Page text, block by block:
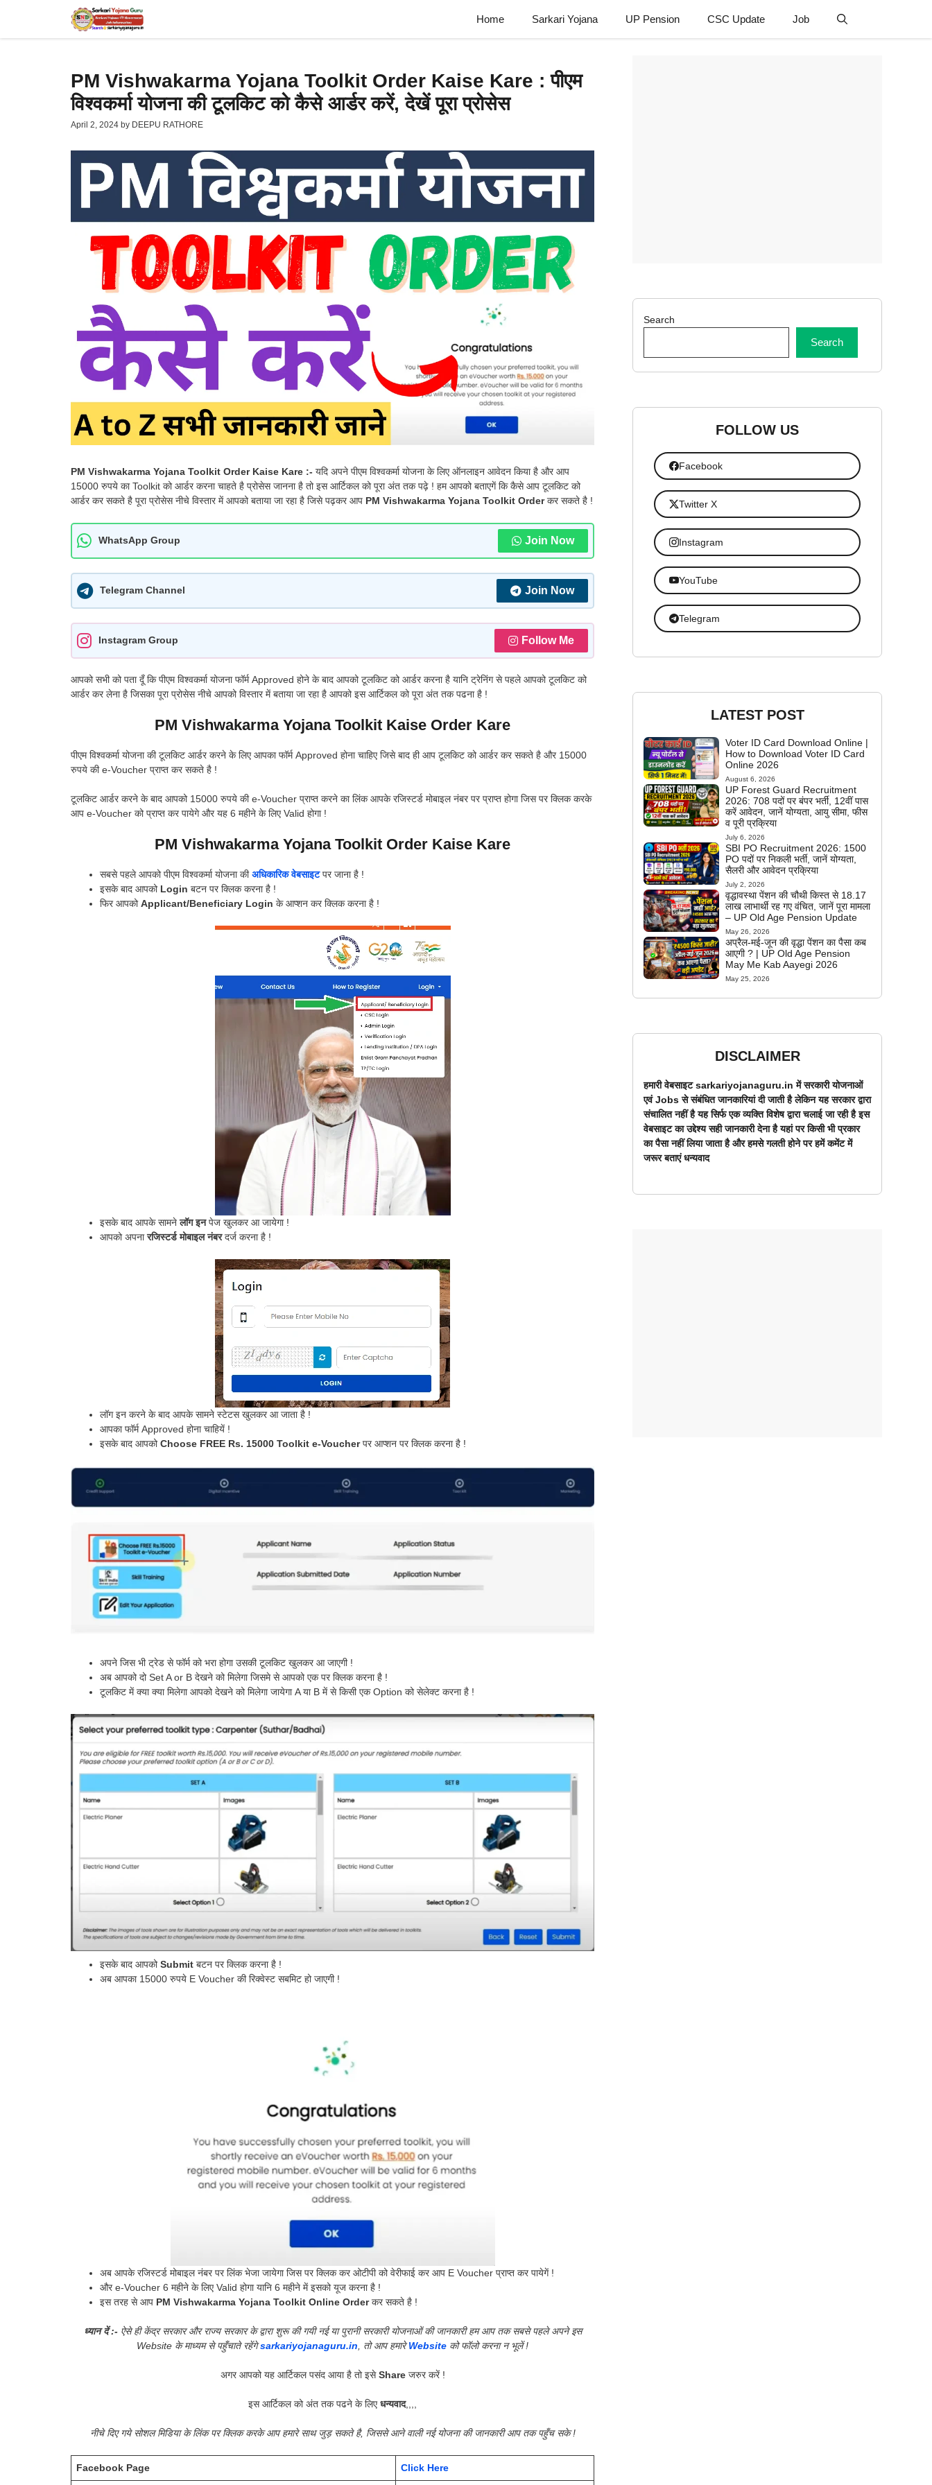
Home Sarkari Yojana UP Pension CSC Update Job
PM Vishwakarma Yojana Toolkit Order Kaise Kare : पीएम
विश्वकर्मा योजना की टूलकिट को कैसे आर्डर करें, देखें पूरा प्रोसेस
April 2, 2024 by DEEPU RATHORE
PM Vishwakarma Yojana Toolkit Order Kaise Kare :- यदि अपने पीएम विश्वकर्मा योजना के लिए ऑनलाइन आवेदन किया है और आप
15000 रुपये का Toolkit को आर्डर करना चाहते है प्रोसेस जानना है तो इस आर्टिकल को पूरा अंत तक पढ़े ! हम आपको बताएगें कि कैसे आप टूलकिट को
आर्डर कर सकते है पूरा प्रोसेस नीचे विस्तार में आपको बताया जा रहा है जिसे पढ़कर आप PM Vishwakarma Yojana Toolkit Orderकर सकते है !
WhatsApp Group Join Now
Telegram Channel Join Now
Instagram Group Follow Me
आपको सभी को पता दूँ कि पीएम विश्वकर्मा योजना फॉर्म Approved होने के बाद आपको टूलकिट को आर्डर करना है यानि ट्रेनिंग से पहले आपको टूलकिट को
आर्डर कर लेना है जिसका पूरा प्रोसेस नीचे आपको विस्तार में बताया जा रहा है आपको इस आर्टिकल को पूरा अंत तक पढना है !
PM Vishwakarma Yojana Toolkit Kaise Order Kare
पीएम विश्वकर्मा योजना की टूलकिट आर्डर करने के लिए आपका फॉर्म Approved होना चाहिए जिसे बाद ही आप टूलकिट को आर्डर कर सकते है और 15000
रुपये की e-Voucher प्राप्त कर सकते है !
टूलकिट आर्डर करने के बाद आपको 15000 रुपये की e-Voucher प्राप्त करने का लिंक आपके रजिस्टर्ड मोबाइल नंबर पर प्राप्त होगा जिस पर क्लिक करके
आप e-Voucher को प्राप्त कर पायेगे और यह 6 महीने के लिए Valid होगा !
PM Vishwakarma Yojana Toolkit Order Kaise Kare
सबसे पहले आपको पीएम विश्वकर्मा योजना कीअधिकारिक वेबसाइटपर जाना है !
इसके बाद आपको Login बटन पर क्लिक करना है !
फिर आपकोApplicant/Beneficiary Login के आप्शन कर क्लिक करना है !
इसके बाद आपके सामनेलॉग इनपेज खुलकर आ जायेगा !
आपको अपनारजिस्टर्ड मोबाइल नंबरदर्ज करना है !
लॉग इन करने के बाद आपके सामने स्टेटस खुलकर आ जाता है !
आपका फॉर्म Approved होना चाहियें !
इसके बाद आपकोChoose FREE Rs. 15000 Toolkit e-Voucherपर आप्शन पर क्लिक करना है !
अपने जिस भी ट्रेड से फॉर्म को भरा होगा उसकी टूलकिट खुलकर आ जाएगी !
अब आपको दो Set A or B देखने को मिलेगा जिसमे से आपको एक पर क्लिक करना है !
टूलकिट में क्या क्या मिलेगा आपको देखने को मिलेगा जायेगा A या B में से किसी एक Option को सेलेक्ट करना है !
इसके बाद आपकोSubmit बटन पर क्लिक करना है !
अब आपका 15000 रुपये E Voucher की रिक्वेस्ट सबमिट हो जाएगी !
अब आपके रजिस्टर्ड मोबाइल नंबर पर लिंक भेजा जायेगा जिस पर क्लिक कर ओटीपी को वेरीफाई कर आप E Voucher प्राप्त कर पायेगें !
और e-Voucher 6 महीने के लिए Valid होगा यानि 6 महीने में इसको यूज करना है !
इस तरह से आप PM Vishwakarma Yojana Toolkit Online Orderकर सकते है !
ध्यान दें :-ऐसे ही केंद्र सरकार और राज्य सरकार के द्वारा शुरू की गयी नई या पुरानी सरकारी योजनाओं की जानकारी हम आप तक सबसे पहले अपने इस
Website के माध्यम से पहुँचाते रहेंगेsarkariyojanaguru.in , तो आप हमारेWebsite को फॉलो करना न भूलें !
अगर आपको यह आर्टिकल पसंद आया है तो इसेShareजरुर करें !
इस आर्टिकल को अंत तक पढने के लिएधन्यवाद,,,,
नीचे दिए गये सोशल मिडिया के लिंक पर क्लिक करके आप हमारे साथ जुड़ सकते है, जिससे आने वाली नई योजना की जानकारी आप तक पहुँच सके !
Facebook Page Click Here
Search
Search
FOLLOW US
Facebook
Twitter X
Instagram
YouTube
Telegram
LATEST POST
Voter ID Card Download Online |
How to Download Voter ID Card
Online 2026
August 6, 2026
UP Forest Guard Recruitment
2026: 708 पदों पर बंपर भर्ती, 12वीं पास
करें आवेदन, जानें योग्यता, आयु सीमा, फीस
व पूरी प्रक्रिया
July 6, 2026
SBI PO Recruitment 2026: 1500
PO पदों पर निकली भर्ती, जानें योग्यता,
सैलरी और आवेदन प्रक्रिया
July 2, 2026
वृद्धावस्था पेंशन की चौथी किस्त से 18.17
लाख लाभार्थी रह गए वंचित, जानें पूरा मामला
– UP Old Age Pension Update
May 26, 2026
अप्रैल-मई-जून की वृद्धा पेंशन का पैसा कब
आएगी ? | UP Old Age Pension
May Me Kab Aayegi 2026
May 25, 2026
DISCLAIMER
हमारी वेबसाइट sarkariyojanaguru.in में सरकारी योजनाओं
एवं Jobs से संबंधित जानकारियां दी जाती है लेकिन यह सरकार द्वारा
संचालित नहीं है यह सिर्फ एक व्यक्ति विशेष द्वारा चलाई जा रही है इस
वेबसाइट का उद्देश्य सही जानकारी देना है यहां पर किसी भी प्रकार
का पैसा नहीं लिया जाता है और हमसे गलती होने पर हमें कमेंट में
जरूर बताएं धन्यवाद